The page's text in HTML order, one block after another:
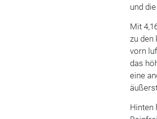
und
Mit
zu den
vorn
das
eine
Hinten